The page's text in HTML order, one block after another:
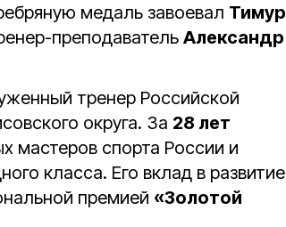
медаль завоевал Тимур
преподаватель Александр
тренер Российской
округа. За 28 лет
мастеров спорта России и
класса. Его вклад в развитие
премией «Золотой